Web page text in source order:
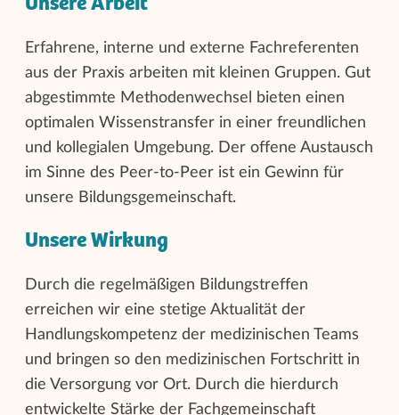
Erfahrene, interne und externe Fachreferenten
aus der Praxis arbeiten mit kleinen Gruppen. Gut
abgestimmte Methodenwechsel bieten einen
optimalen Wissenstransfer in einer freundlichen
und kollegialen Umgebung. Der offene Austausch
im Sinne des Peer-to-Peer ist ein Gewinn für
unsere Bildungsgemeinschaft.
Unsere Wirkung
Durch die regelmäßigen Bildungstreffen
erreichen wir eine stetige Aktualität der
Handlungskompetenz der medizinischen Teams
und bringen so den medizinischen Fortschritt in
die Versorgung vor Ort. Durch die hierdurch
entwickelte Stärke der Fachgemeinschaft